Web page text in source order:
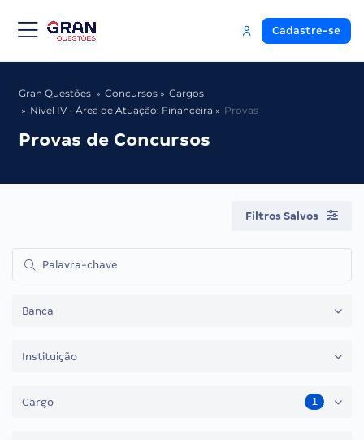
Cadastre-se
Gran Questões Concursos
Cargos
Nível IV - Área de Atuação: Financeira
Provas
Provas de Concursos
Filtros Salvos
Banca
Instituição
Cargo 1